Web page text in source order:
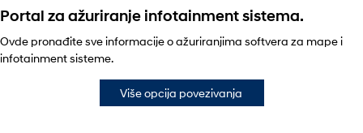
Portal za ažuriranje infotainment sistema.
Ovde pronađite sve informacije o ažuriranjima softvera za mape i
infotainment sisteme.
Više opcija povezivanja